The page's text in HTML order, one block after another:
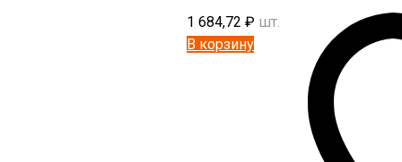
1 684,72 ₽ шт.
В корзину